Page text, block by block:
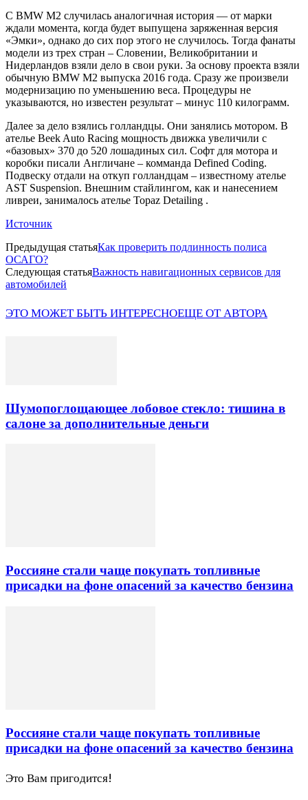
С BMW M2 случилась аналогичная история — от марки
ждали момента, когда будет выпущена заряженная версия
«Эмки», однако до сих пор этого не случилось. Тогда фанаты
модели из трех стран – Словении, Великобритании и
Нидерландов взяли дело в свои руки. За основу проекта взяли
обычную BMW M2 выпуска 2016 года. Сразу же произвели
модернизацию по уменьшению веса. Процедуры не
указываются, но известен результат – минус 110 килограмм.
Далее за дело взялись голландцы. Они занялись мотором. В
ателье Beek Auto Racing мощность движка увеличили с
«базовых» 370 до 520 лошадиных сил. Софт для мотора и
коробки писали Англичане – комманда Defined Coding.
Подвеску отдали на откуп голландцам – известному ателье
AST Suspension. Внешним стайлингом, как и нанесением
ливреи, занималось ателье Topaz Detailing .
Источник
Предыдущая статьяКак проверить подлинность полиса
ОСАГО?
Следующая статьяВажность навигационных сервисов для
автомобилей
ЭТО МОЖЕТ БЫТЬ ИНТЕРЕСНОЕЩЕ ОТ АВТОРА
Шумопоглощающее лобовое стекло: тишина в
салоне за дополнительные деньги
Россияне стали чаще покупать топливные
присадки на фоне опасений за качество бензина
Россияне стали чаще покупать топливные
присадки на фоне опасений за качество бензина
Это Вам пригодится!